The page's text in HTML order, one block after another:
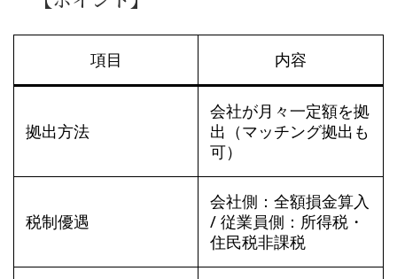
項目 内容
拠出方法
会社が月々一定額を拠
出（マッチング拠出も
可）
税制優遇
会社側：全額損金算入
/ 従業員側：所得税・
住民税非課税